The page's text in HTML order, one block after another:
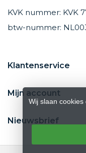
KVK nummer: KVK
btw-nummer:
Klantenservice
Mijn account
Nieuwsbrief
Wij slaan cookies